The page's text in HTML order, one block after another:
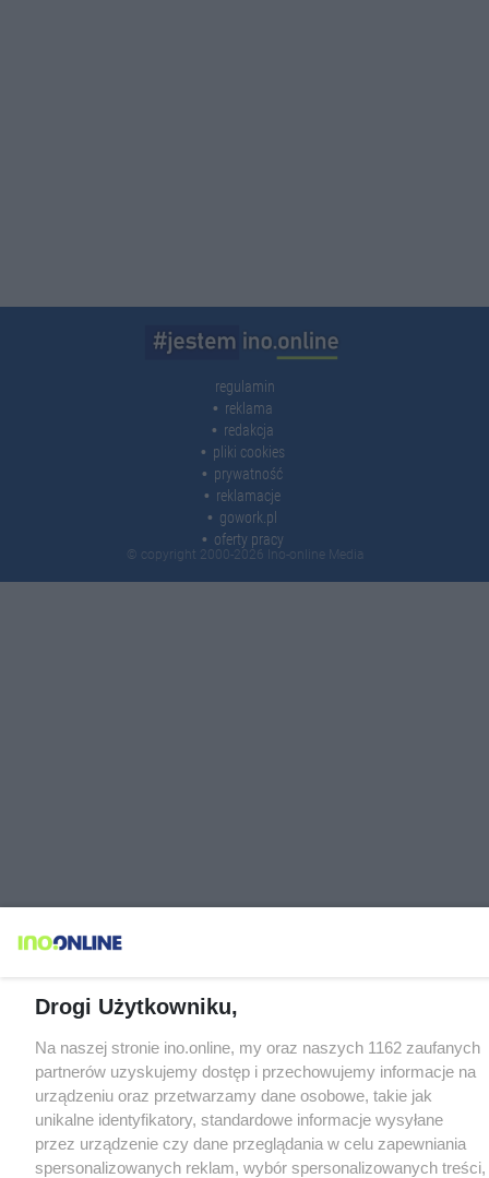
regulamin
reklama
redakcja
pliki cookies
prywatność
reklamacje
gowork.pl
oferty pracy
© copyright 2000-2026 Ino-online Media
Drogi Użytkowniku,
Na naszej stronie ino.online, my oraz naszych 1162 zaufanych
partnerów uzyskujemy dostęp i przechowujemy informacje na
urządzeniu oraz przetwarzamy dane osobowe, takie jak
unikalne identyfikatory, standardowe informacje wysyłane
przez urządzenie czy dane przeglądania w celu zapewniania
spersonalizowanych reklam, wybór spersonalizowanych treści,